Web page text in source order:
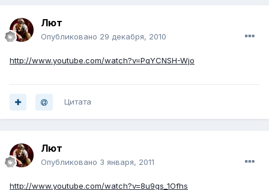
Лют
Опубликовано 29 декабря, 2010
http://www.youtube.com/watch?v=PqYCNSH-Wjo
Цитата
Лют
Опубликовано 3 января, 2011
http://www.youtube.com/watch?v=8u9gs_1Ofhs